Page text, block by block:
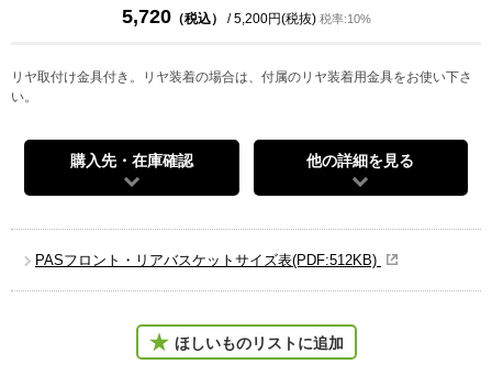
5,720（税込） / 5,200円(税抜) 税率:10%
リヤ取付け金具付き。リヤ装着の場合は、付属のリヤ装着用金具をお使い下さ
い。
購入先・在庫確認 他の詳細を見る
PASフロント・リアバスケットサイズ表(PDF:512KB)
ほしいものリストに追加